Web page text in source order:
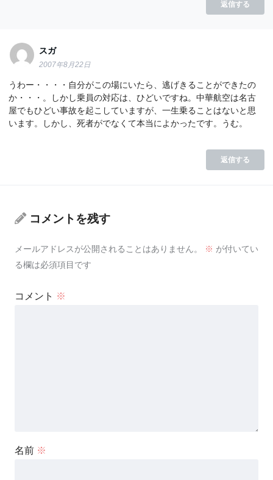
返信する
スガ
2007年8月22日
うわー・・・・自分がこの場にいたら、逃げきることができたの
か・・・。しかし乗員の対応は、ひどいですね。中華航空は名古
屋でもひどい事故を起こしていますが、一生乗ることはないと思
います。しかし、死者がでなくて本当によかったです。うむ。
返信する
コメントを残す
メールアドレスが公開されることはありません。 ※ が付いてい
る欄は必須項目です
コメント ※
名前 ※